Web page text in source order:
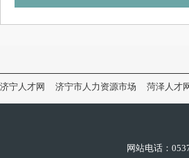
济宁人才网 济宁市人力资源市场 菏泽人才
网站电话：